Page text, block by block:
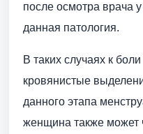
после осмотра врача
данная патология.
В таких случаях к
кровянистые
данного этапа
женщина также может